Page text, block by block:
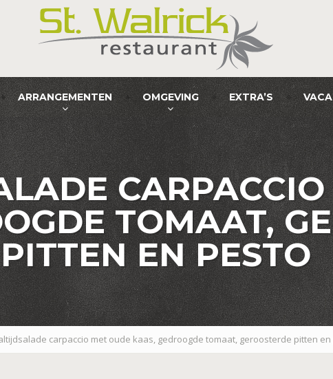
ARRANGEMENTEN OMGEVING EXTRA’S
TOMAAT,
PITTEN EN PESTO
carpaccio met oude kaas, gedroogde tomaat, geroosterde pitten